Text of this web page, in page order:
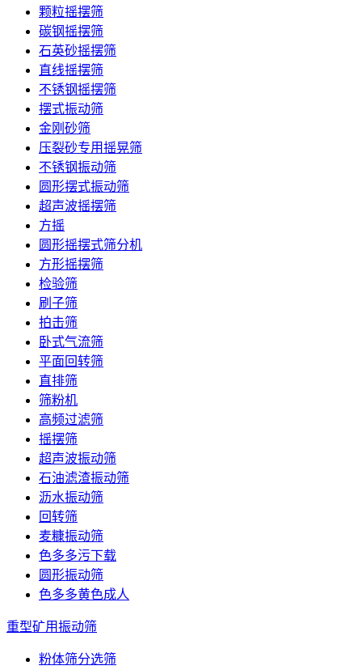
颗粒摇摆筛
碳钢摇摆筛
石英砂摇摆筛
直线摇摆筛
不锈钢摇摆筛
摆式振动筛
金刚砂筛
压裂砂专用摇晃筛
不锈钢振动筛
圆形摆式振动筛
超声波摇摆筛
方摇
圆形摇摆式筛分机
方形摇摆筛
检验筛
刷子筛
拍击筛
卧式气流筛
平面回转筛
直排筛
筛粉机
高频过滤筛
摇摆筛
超声波振动筛
石油滤渣振动筛
沥水振动筛
回转筛
麦糠振动筛
色多多污下载
圆形振动筛
色多多黄色成人
重型矿用振动筛
粉体筛分选筛